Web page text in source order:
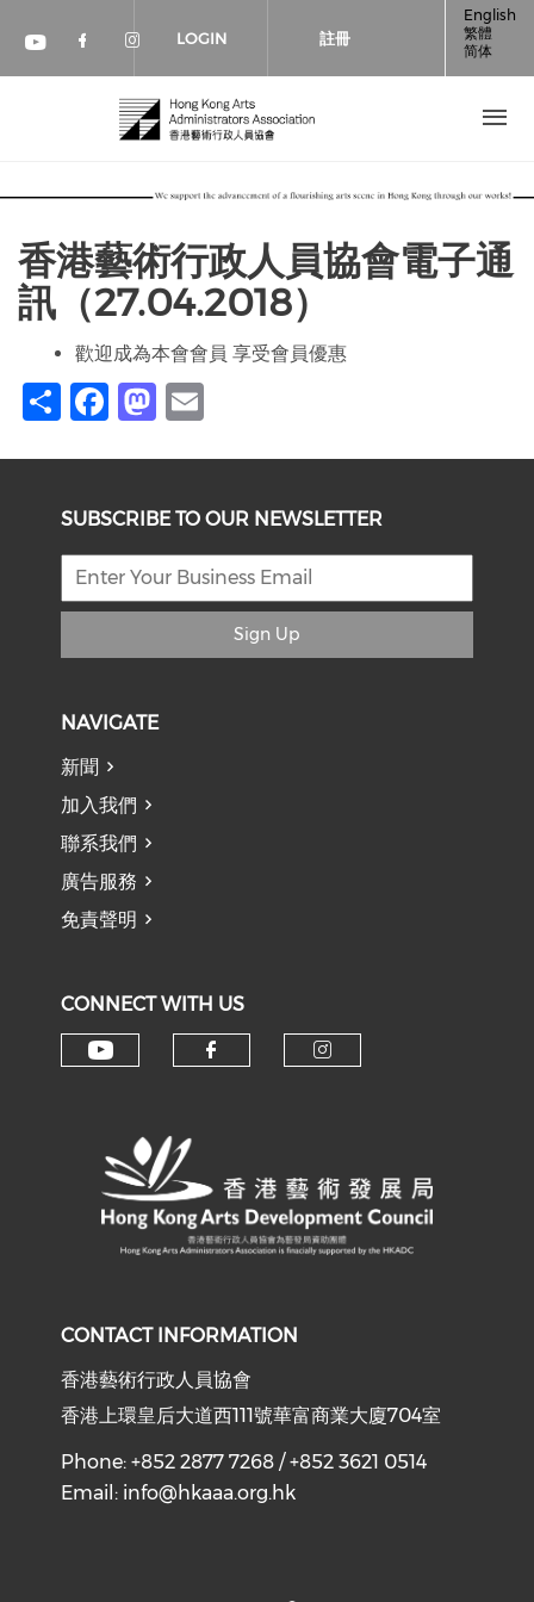
Check our social media on youtube
Check our social media on
Check our social media on
LOGIN 註冊
English
繁體
简体
香港藝術行政人員協會電子通
訊（27.04.2018）
歡迎成為本會會員 享受會員優惠
ShareFacebook
Mastodon
SUBSCRIBE TO OUR NEWSLETTER
Sign Up
NAVIGATE
新聞
加入我們
聯系我們
廣告服務
免責聲明
CONNECT WITH US
CONTACT INFORMATION
香港藝術行政人員協會
香港上環皇后大道西111號華富商業大廈704室
Phone: +852 2877 7268 / +852 3621 0514
Email: info@hkaaa.org.hk